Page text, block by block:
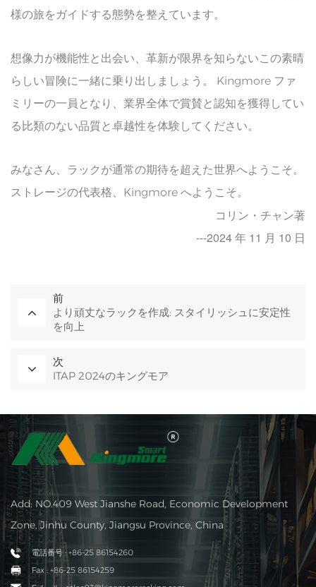
様の旅をガイドする態勢を整えています。
想像力が機能性と出会い、革新が限界を知らないこの素晴
らしい冒険に一緒に乗り出しましょう。 Kingmore ファ
ミリーの一員となり、業界全体で賞賛と認知を獲得してい
る比類のない品質と卓越性を体験してください。
みなさん、ラックが通常の期待を超えた世界へようこそ。
ストレージの代表格、Kingmore へようこそ。
コリン・チャン著
---2024 年 11 月 10 日
前
より頑丈なラックを作成: スタイリッシュに安定性
を向上
次
ITAP 2024のキングモア
Add: NO.409 West Jianshe Road, Economic Development
Zone, Jinhu County, Jiangsu Province, China
電話番号 : +86-25 86154260
Fax : +86-25 86154259